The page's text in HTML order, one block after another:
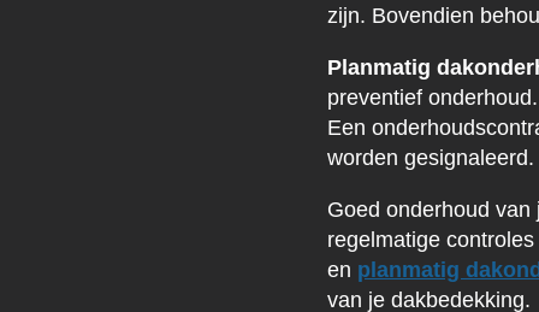
zijn. Bovendien
Planmatig
preventief
Een
worden gesignaleerd.
Goed onderhoud
regelmatige
en planmatig
van je dakbedekking.